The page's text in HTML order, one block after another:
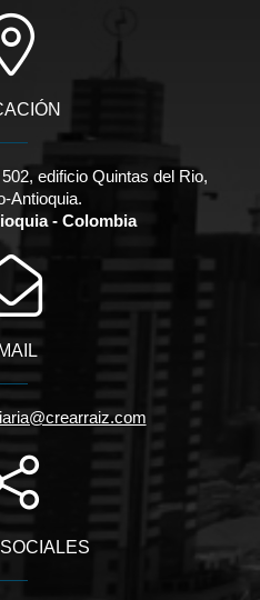
edificio Quintas del Rio,
Antioquia.
- Colombia